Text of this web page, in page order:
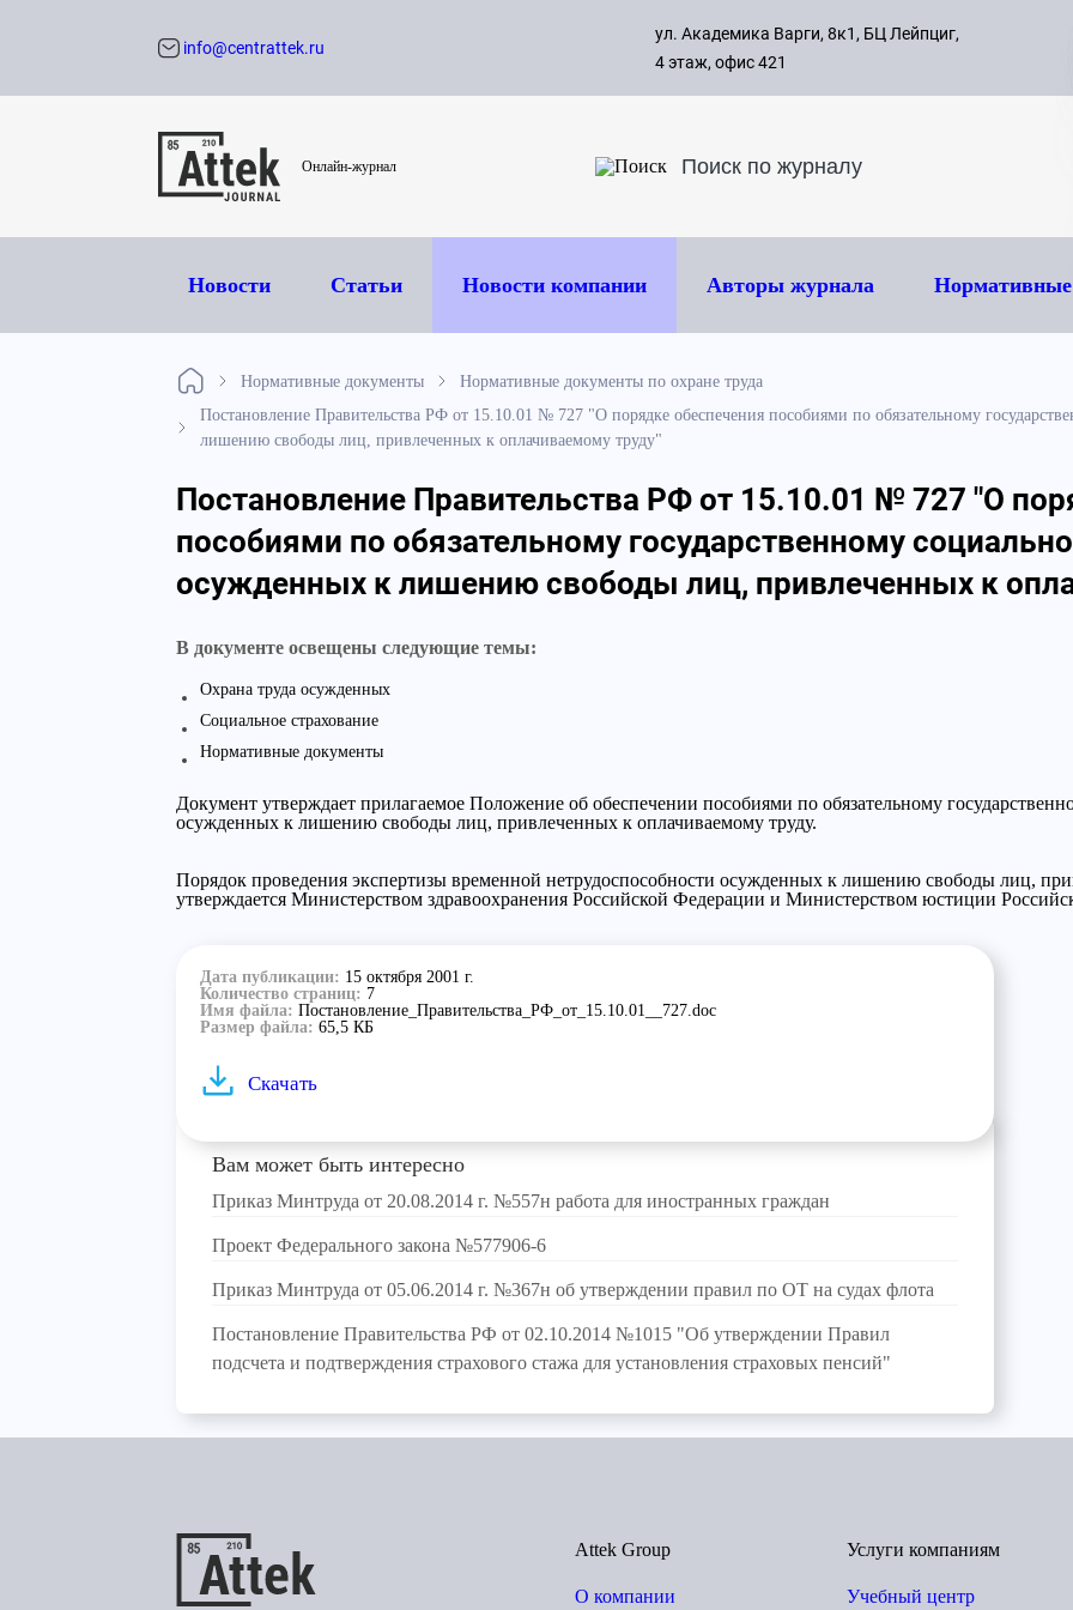
с 09:00
8 495
info@centrattek.ru
ул. Академика Варги, 8к1, БЦ Лейпциг,
4 этаж, офис 421
Онлайн-журнал
Новости Статьи Новости компании Авторы журнала
Нормативные документы
Нормативные документы по охране труда
Постановление Правительства РФ от 15.10.01 № 727 "О порядке обеспечения пособиями по обязательному
лишению свободы лиц, привлеченных к оплачиваемому труду"
Постановление Правительства РФ от 15.10.01 № 727 "О
пособиями по обязательному государственному
осужденных к лишению свободы лиц, привлеченных к
В документе освещены следующие темы:
Охрана труда осужденных
Социальное страхование
Нормативные документы
Документ утверждает прилагаемое Положение об обеспечении пособиями по обязательному
осужденных к лишению свободы лиц, привлеченных к оплачиваемому труду.
Порядок проведения экспертизы временной нетрудоспособности осужденных к лишению свободы лиц,
утверждается Министерством здравоохранения Российской Федерации и Министерством юстиции
Дата публикации: 15 октября 2001 г.
Количество страниц: 7
Имя файла: Постановление_Правительства_РФ_от_15.10.01__727.doc
Размер файла: 65,5 КБ
Скачать
Вам может быть интересно
Приказ Минтруда от 20.08.2014 г. №557н работа для иностранных граждан
Проект Федерального закона №577906-6
Приказ Минтруда от 05.06.2014 г. №367н об утверждении правил по ОТ на судах флота
Постановление Правительства РФ от 02.10.2014 №1015 "Об утверждении Правил
подсчета и подтверждения страхового стажа для установления страховых пенсий"
Attek Group
О компании
Услуги компаниям
Учебный центр